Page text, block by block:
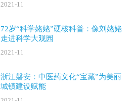
2021-11
72岁“科学姥姥”硬核科普：像刘姥姥
走进科学大观园
2021-11
浙江磐安：中医药文化“宝藏”为美丽
城镇建设赋能